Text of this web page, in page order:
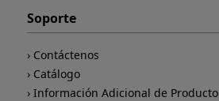
Soporte
Contáctenos
Catálogo
Información Adicional de Producto